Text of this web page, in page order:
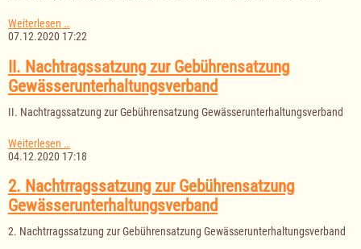
Weiterlesen …I.
Nachtragssatzung
Satzung
über
die
einer
07.12.2020 17:22
II. Nachtragssatzung zur Gebührensatzung
Gewässerunterhaltungsverband
II. Nachtragssatzung zur Gebührensatzung Gewässerunterhaltungsverband
Weiterlesen …
Nachtragssatzung
Gebührensatzung
Gewässerunterhaltungsverband
04.12.2020 17:18
2. Nachtrragssatzung zur Gebührensatzung
Gewässerunterhaltungsverband
2. Nachtrragssatzung zur Gebührensatzung Gewässerunterhaltungsverband